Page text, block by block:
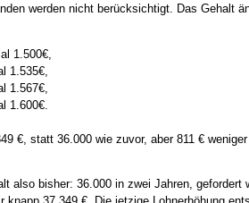
werden nicht berücksichtigt. Das Gehalt
1.500€,
1.535€,
1.567€,
1.600€.
€, statt 36.000 wie zuvor, aber 811 €
also bisher: 36.000 in zwei Jahren, gefordert